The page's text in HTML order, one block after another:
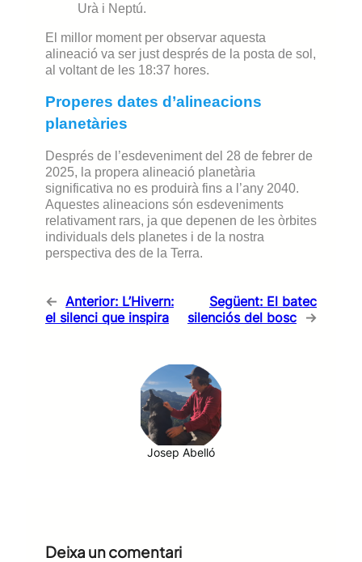
Urà i Neptú.
El millor moment per observar aquesta
alineació va ser just després de la posta de sol,
al voltant de les 18:37 hores.
Properes dates d’alineacions
planetàries
Després de l’esdeveniment del 28 de febrer de
2025, la propera alineació planetària
significativa no es produirà fins a l’any 2040.
Aquestes alineacions són esdeveniments
relativament rars, ja que depenen de les òrbites
individuals dels planetes i de la nostra
perspectiva des de la Terra.
← Anterior: L’Hivern:
el silenci que inspira
Següent: El batec
silenciós del bosc →
Josep Abelló
Deixa un comentari